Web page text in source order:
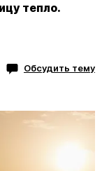
тепло.
Обсудить тему